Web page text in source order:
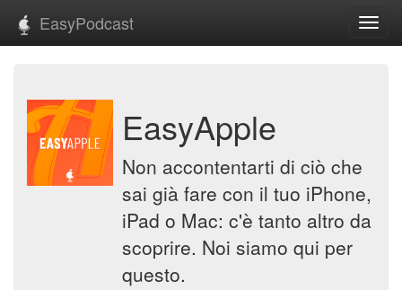
EasyPodcast
EasyApple
Non accontentarti di ciò che
sai già fare con il tuo iPhone,
iPad o Mac: c'è tanto altro da
scoprire. Noi siamo qui per
questo.